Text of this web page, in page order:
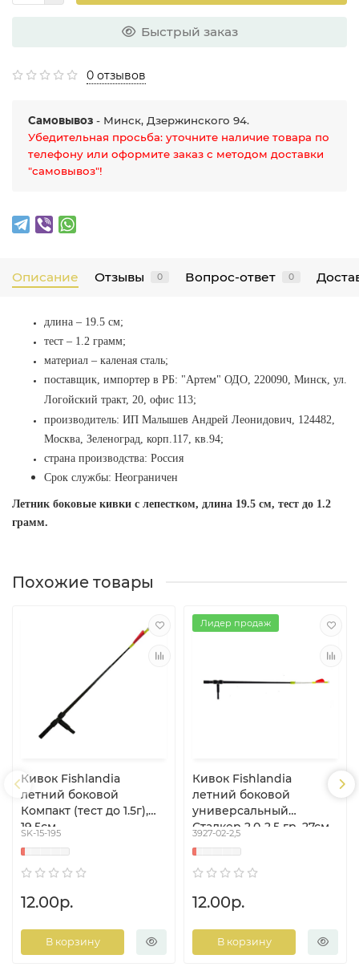
Быстрый заказ
0 отзывов
Самовывоз - Минск, Дзержинского 94.
Убедительная просьба: уточните наличие товара по
телефону или оформите заказ с методом доставки
"самовывоз"!
Описание Отзывы 0 Вопрос-ответ 0
длина – 19.5 см;
тест – 1.2 грамм;
материал – каленая сталь;
поставщик, импортер в РБ: "Артем" ОДО, 220090, Минск, ул.
Логойский тракт, 20, офис 113;
производитель: ИП Малышев Андрей Леонидович, 124482,
Москва, Зеленоград, корп.117, кв.94;
страна производства: Россия
Срок службы: Неограничен
Летник боковые кивки с лепестком, длина 19.5 см, тест до 1.2
грамм.
Похожие товары
Кивок Fishlandia
летний боковой
Компакт (тест до 1.5г),
19.5см
SK-15-195
12.00р.
В корзину
Лидер продаж
Кивок Fishlandia
летний боковой
универсальный
Сталкер 2,0-2,5 гр, 27см
3927-02-2,5
12.00р.
В корзину